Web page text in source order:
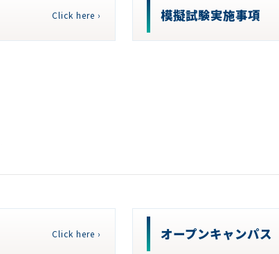
Click here › 模擬試験実施事項
Click here › オープンキャンパス